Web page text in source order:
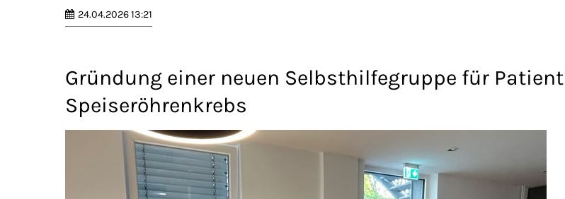
24.04.2026 13:21
Gründung einer neuen Selbsthilfegruppe für
Speiseröhrenkrebs